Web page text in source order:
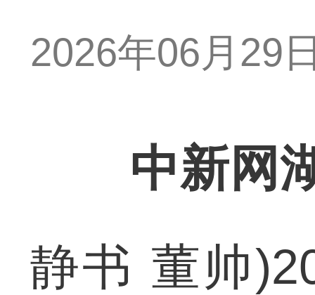
2026年06月29
中新网
静书 董帅